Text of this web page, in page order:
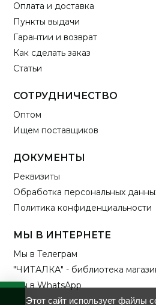
Оплата и доставка
Пункты выдачи
Гарантии и возврат
Как сделать заказ
Статьи
СОТРУДНИЧЕСТВО
Оптом
Ищем поставщиков
ДОКУМЕНТЫ
Реквизиты
Обработка персональных
Политика конфиденциальности
МЫ В ИНТЕРНЕТЕ
Мы в Телеграм
"ЧИТАЛКА" - библиотека
Мы в WhatsApp
Этот сайт использует файлы